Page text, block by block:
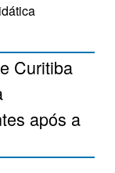
Curitiba
após a